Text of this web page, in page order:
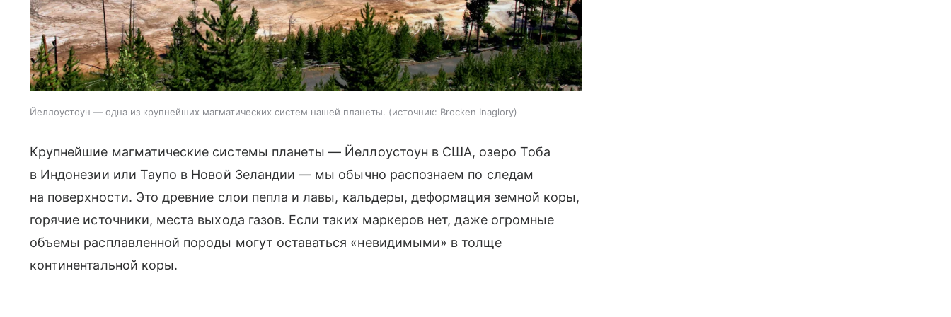
Йеллоустоун — одна из крупнейших магматических систем нашей планеты. источник: Brocken Inaglory
Крупнейшие магматические системы планеты — Йеллоустоун в США, озеро Тоба
в Индонезии или Таупо в Новой Зеландии — мы обычно распознаем по следам
на поверхности. Это древние слои пепла и лавы, кальдеры, деформация земной коры,
горячие источники, места выхода газов. Если таких маркеров нет, даже огромные
объемы расплавленной породы могут оставаться «невидимыми» в толще
континентальной коры.